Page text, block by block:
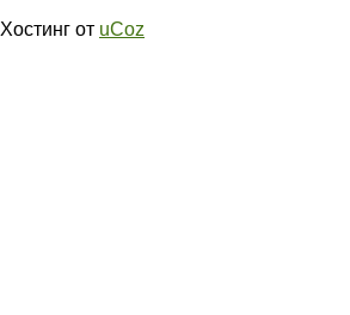
Хостинг от uCoz